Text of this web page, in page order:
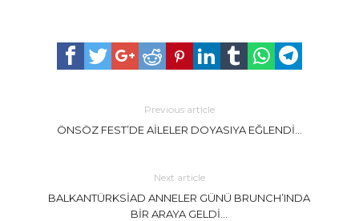
Previous article
ÖNSÖZ FEST’DE AİLELER DOYASIYA EĞLENDİ…
Next article
BALKANTÜRKSİAD ANNELER GÜNÜ BRUNCH’INDA
BİR ARAYA GELDİ…